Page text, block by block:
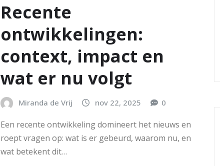
Recente
ontwikkelingen:
context, impact en
wat er nu volgt
Miranda de Vrij nov 22, 2025 0
Een recente ontwikkeling domineert het nieuws en
roept vragen op: wat is er gebeurd, waarom nu, en
wat betekent dit…